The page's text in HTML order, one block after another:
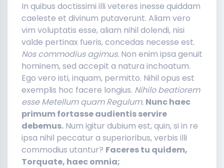
In quibus doctissimi illi veteres inesse quiddam
caeleste et divinum putaverunt. Aliam vero
vim voluptatis esse, aliam nihil dolendi, nisi
valde pertinax fueris, concedas necesse est.
Nos commodius agimus. Non enim ipsa genuit
hominem, sed accepit a natura inchoatum.
Ego vero isti, inquam, permitto. Nihil opus est
exemplis hoc facere longius. Nihilo beatiorem
esse Metellum quam Regulum. Nunc haec
primum fortasse audientis servire
debemus. Num igitur dubium est, quin, si in re
ipsa nihil peccatur a superioribus, verbis illi
commodius utantur? Faceres tu quidem,
Torquate, haec omnia;